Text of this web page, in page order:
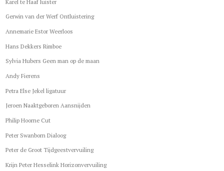
Karel te Haaf luister
Gerwin van der Werf Ontluistering
Annemarie Estor Weerloos
Hans Dekkers Rimboe
Sylvia Hubers Geen man op de maan
Andy Fierens
Petra Else Jekel ligatuur
Jeroen Naaktgeboren Aansnijden
Philip Hoorne Cut
Peter Swanborn Dialoog
Peter de Groot Tijdgeestvervuiling
Krijn Peter Hesselink Horizonvervuiling